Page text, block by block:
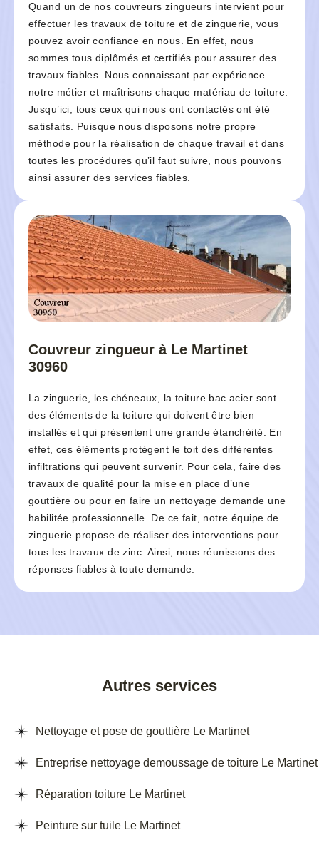
Quand un de nos couvreurs zingueurs intervient pour
effectuer les travaux de toiture et de zinguerie, vous
pouvez avoir confiance en nous. En effet, nous
sommes tous diplômés et certifiés pour assurer des
travaux fiables. Nous connaissant par expérience
notre métier et maîtrisons chaque matériau de toiture.
Jusqu’ici, tous ceux qui nous ont contactés ont été
satisfaits. Puisque nous disposons notre propre
méthode pour la réalisation de chaque travail et dans
toutes les procédures qu’il faut suivre, nous pouvons
ainsi assurer des services fiables.
Couvreur zingueur à Le Martinet
30960
La zinguerie, les chéneaux, la toiture bac acier sont
des éléments de la toiture qui doivent être bien
installés et qui présentent une grande étanchéité. En
effet, ces éléments protègent le toit des différentes
infiltrations qui peuvent survenir. Pour cela, faire des
travaux de qualité pour la mise en place d’une
gouttière ou pour en faire un nettoyage demande une
habilitée professionnelle. De ce fait, notre équipe de
zinguerie propose de réaliser des interventions pour
tous les travaux de zinc. Ainsi, nous réunissons des
réponses fiables à toute demande.
Autres services
Nettoyage et pose de gouttière Le Martinet
Entreprise nettoyage demoussage de toiture Le Martinet
Réparation toiture Le Martinet
Peinture sur tuile Le Martinet